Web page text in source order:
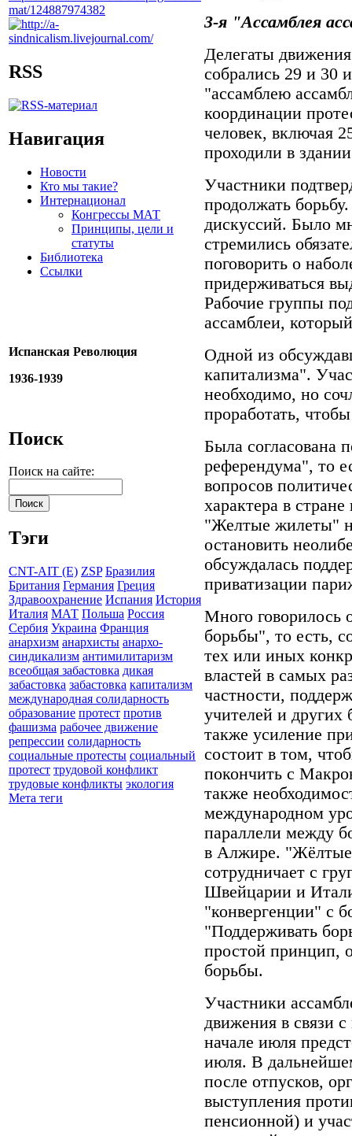
RSS
Навигация
Новости
Кто мы такие?
Интернационал
Конгрессы МАТ
Принципы, цели и
статуты
Библиотека
Ссылки
Испанская Революция
1936-1939
Поиск
Поиск на сайте:
Тэги
CNT-AIT (E) ZSP Бразилия
Британия Германия Греция
Здравоохранение Испания История
Италия МАТ Польша Россия
Сербия Украина Франция
анархизм анархисты анархо-
синдикализм антимилитаризм
всеобщая забастовка дикая
забастовка забастовка капитализм
международная солидарность
образование протест против
фашизма рабочее движение
репрессии солидарность
социальные протесты социальный
протест трудовой конфликт
трудовые конфликты экология
Мета теги
3-я "Ассамблея
Делегаты
собрались 29 и
"ассамблею
координации
человек, включая
проходили в
Участники
продолжать
дискуссий. Было
стремились
поговорить о
придерживаться
Рабочие группы
ассамблеи,
Одной из
капитализма".
необходимо, но
проработать,
Была согласована
референдума", то
вопросов
характера в
"Желтые жилеты"
остановить
обсуждалась
приватизации
Много говорилось
борьбы", то есть,
тех или иных
властей в самых
частности,
учителей и других
также усиление
состоит в том,
покончить с
также
международном
параллели между
в Алжире.
сотрудничает с
Швейцарии и
"конвергенции" с
"Поддерживать
простой принцип,
борьбы.
Участники
движения в связи
начале июля
июля. В
после отпусков,
выступления
пенсионной) и